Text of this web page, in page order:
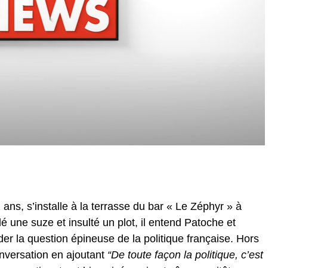
s’installe à la terrasse du bar « Le Zéphyr » à
une suze et insulté un plot, il entend Patoche et
la question épineuse de la politique française. Hors
en ajoutant “De toute façon la politique, c’est